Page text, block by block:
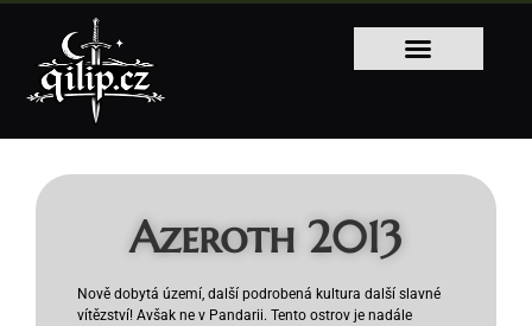
Azeroth 2013
Nově dobytá území, další podrobená kultura další slavné
vítězství! Avšak ne v Pandarii. Tento ostrov je nadále